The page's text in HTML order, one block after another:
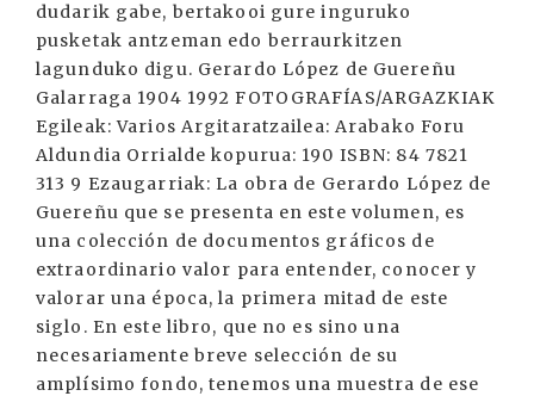
dudarik gabe, bertakooi gure inguruko
pusketak antzeman edo berraurkitzen
lagunduko digu. Gerardo López de Guereñu
Galarraga 1904 1992 FOTOGRAFÍAS/ARGAZKIAK
Egileak: Varios Argitaratzailea: Arabako Foru
Aldundia Orrialde kopurua: 190 ISBN: 84 7821
313 9 Ezaugarriak: La obra de Gerardo López de
Guereñu que se presenta en este volumen, es
una colección de documentos gráficos de
extraordinario valor para entender, conocer y
valorar una época, la primera mitad de este
siglo. En este libro, que no es sino una
necesariamente breve selección de su
amplísimo fondo, tenemos una muestra de ese